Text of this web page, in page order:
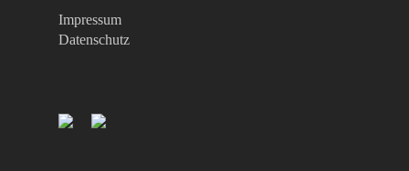
Impressum
Datenschutz